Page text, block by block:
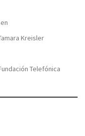
Kreisler
Telefónica